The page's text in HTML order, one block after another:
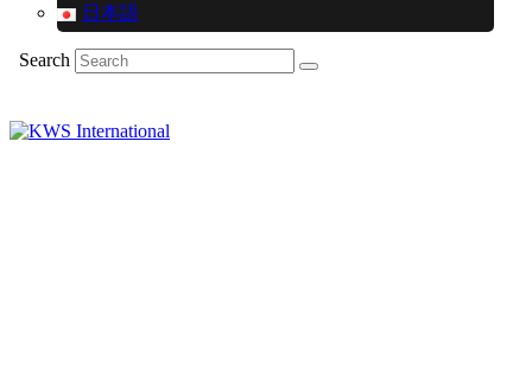
日本語
Search